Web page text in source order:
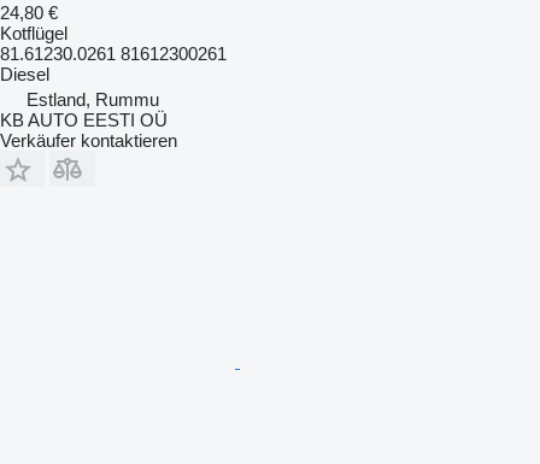
24,80 €
Kotflügel
81.61230.0261 81612300261
Diesel
Estland, Rummu
KB AUTO EESTI OÜ
Verkäufer kontaktieren